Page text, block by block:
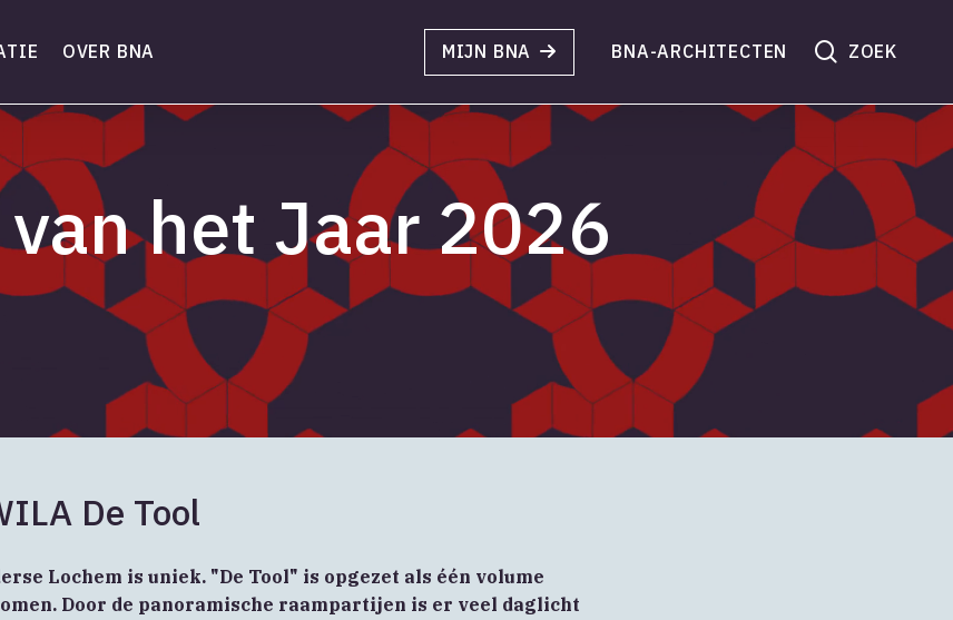
OVER BNA MIJN BNA BNA-ARCHITECTEN search
het Jaar 2026
De Tool
Lochem is uniek. "De Tool" is opgezet als één volume
Door de panoramische raampartijen is er veel daglicht